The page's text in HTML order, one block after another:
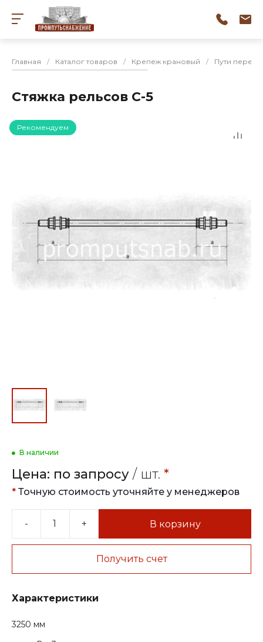
Главная / Каталог товаров / Крепеж крановый / Пути
Стяжка рельсов С-5
Рекомендуем
В наличии
Цена: по запросу / шт. *
* Точную стоимость уточняйте у менеджеров
- + В корзину
Получить счет
Характеристики
3250 мм